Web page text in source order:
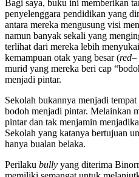
Bagi saya, buku ini memberikan
penyelenggara pendidikan yang
antara mereka mengusung visi
namun banyak sekali yang
terlihat dari mereka lebih
kemampuan otak yang besar (red–
murid yang mereka beri cap
menjadi pintar.
Sekolah bukannya menjadi
bodoh menjadi pintar. Melainkan
pintar dan tak menjamin
Sekolah yang katanya bertujuan
hanya bualan belaka.
Perilaku bully yang diterima